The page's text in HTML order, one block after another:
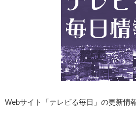
Webサイト「テレビる毎日」の更新情